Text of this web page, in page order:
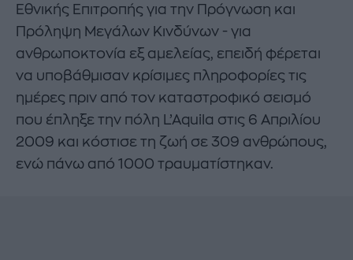
Εθνικής Επιτροπής για την Πρόγνωση και
Πρόληψη Μεγάλων Κινδύνων - για
ανθρωποκτονία εξ αμελείας, επειδή φέρεται
να υποβάθμισαν κρίσιμες πληροφορίες τις
ημέρες πριν από τον καταστροφικό σεισμό
που έπληξε την πόλη L’Aquila στις 6 Απριλίου
2009 και κόστισε τη ζωή σε 309 ανθρώπους,
ενώ πάνω από 1000 τραυματίστηκαν.